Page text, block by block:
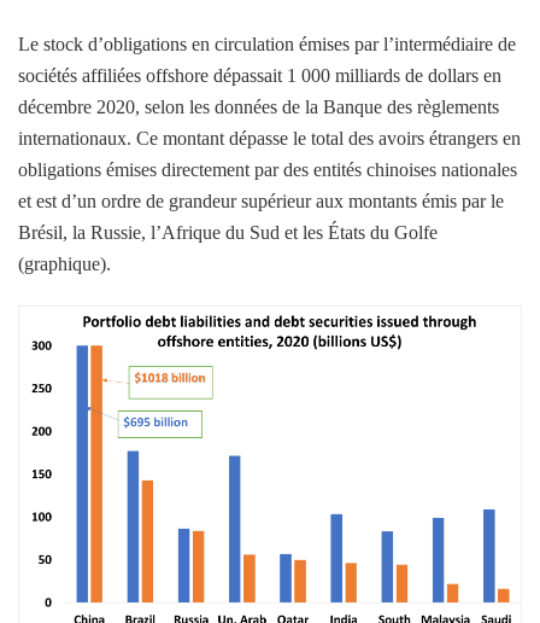
Le stock d’obligations en circulation émises par l’intermédiaire de
sociétés affiliées offshore dépassait 1 000 milliards de dollars en
décembre 2020, selon les données de la Banque des règlements
internationaux. Ce montant dépasse le total des avoirs étrangers en
obligations émises directement par des entités chinoises nationales
et est d’un ordre de grandeur supérieur aux montants émis par le
Brésil, la Russie, l’Afrique du Sud et les États du Golfe
(graphique).